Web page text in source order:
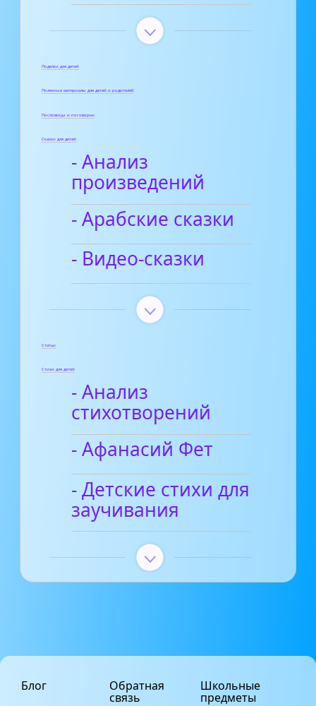
Поделки для детей
Полезные материалы для детей и родителей
Пословицы и поговорки
Сказки для детей
- Анализ
произведений
- Арабские сказки
- Видео-сказки
Статьи
Стихи для детей
- Анализ
стихотворений
- Афанасий Фет
- Детские стихи для
заучивания
Блог Обратная
связь
Школьные
предметы